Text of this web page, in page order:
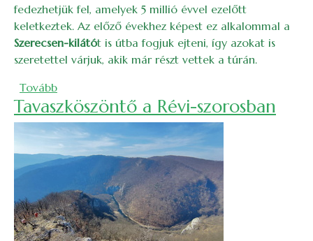
fedezhetjük fel, amelyek 5 millió évvel ezelőtt
keletkeztek. Az előző évekhez képest ez alkalommal a
Szerecsen-kilátót is útba fogjuk ejteni, így azokat is
szeretettel várjuk, akik már részt vettek a túrán.
Tovább(Maros-völgyi fatörzsbarlangok és Szerecsen-
Tavaszköszöntő a Révi-szorosban